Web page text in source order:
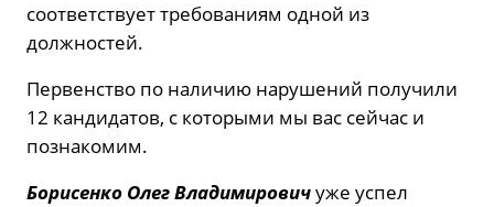
соответствует требованиям одной из
должностей.
Первенство по наличию нарушений получили
12 кандидатов, с которыми мы вас сейчас и
познакомим.
Борисенко Олег Владимировичуже успел